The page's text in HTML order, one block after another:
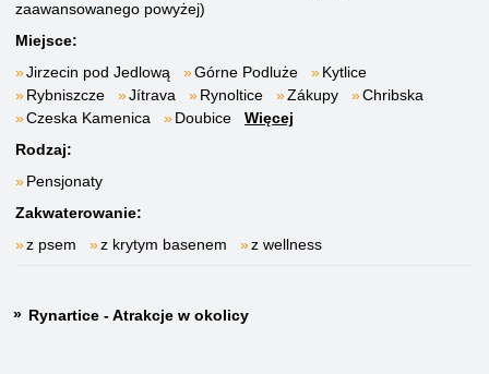
zaawansowanego powyżej)
Miejsce:
Jirzecin pod Jedlową
Górne Podluże
Kytlice
Rybniszcze
Jítrava Rynoltice Zákupy
Chribska
Czeska Kamenica
Doubice
Więcej
Rodzaj:
Pensjonaty
Zakwaterowanie:
z psem
z krytym basenem z wellness
Rynartice - Atrakcje w okolicy